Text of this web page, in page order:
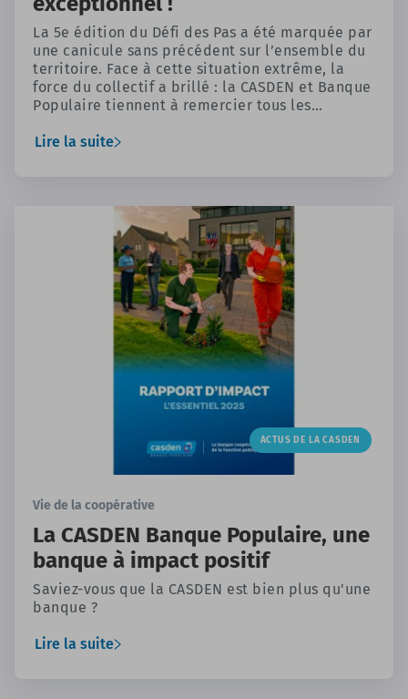
La 5e édition du Défi des Pas a été marquée par
une canicule sans précédent sur l’ensemble du
territoire. Face à cette situation extrême, la
force du collectif a brillé : la CASDEN et Banque
Populaire tiennent à remercier tous les
transformant chaque pas en un geste
Lire la suite
ACTUS DE LA CASDEN
Vie de la coopérative
La CASDEN Banque Populaire, une
banque à impact positif
Saviez-vous que la CASDEN est bien plus qu'une
banque ?
Lire la suite